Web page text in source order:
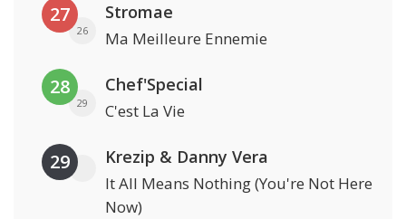
27
26
Stromae
Ma Meilleure Ennemie
28
29
Chef'Special
C'est La Vie
29 Krezip & Danny Vera
It All Means Nothing (You're Not Here
Now)